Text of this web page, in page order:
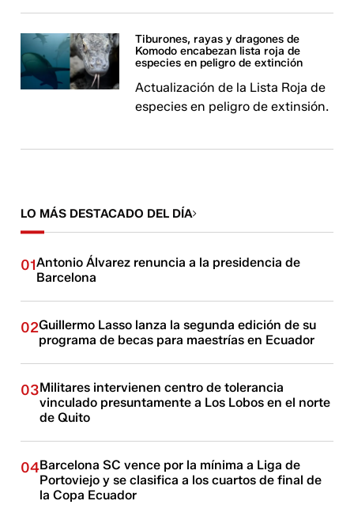
Tiburones, rayas y dragones de
Komodo encabezan lista roja de
especies en peligro de extinción
Actualización de la Lista Roja de
especies en peligro de extinsión.
LO MÁS DESTACADO DEL DÍA
01Antonio Álvarez renuncia a la presidencia de
Barcelona
02Guillermo Lasso lanza la segunda edición de su
programa de becas para maestrías en Ecuador
03Militares intervienen centro de tolerancia
vinculado presuntamente a Los Lobos en el norte
de Quito
04Barcelona SC vence por la mínima a Liga de
Portoviejo y se clasifica a los cuartos de final de
la Copa Ecuador